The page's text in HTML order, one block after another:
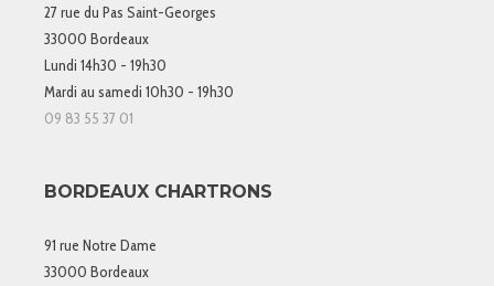
27 rue du Pas Saint-Georges
33000 Bordeaux
Lundi 14h30 - 19h30
Mardi au samedi 10h30 - 19h30
09 83 55 37 01
BORDEAUX CHARTRONS
91 rue Notre Dame
33000 Bordeaux